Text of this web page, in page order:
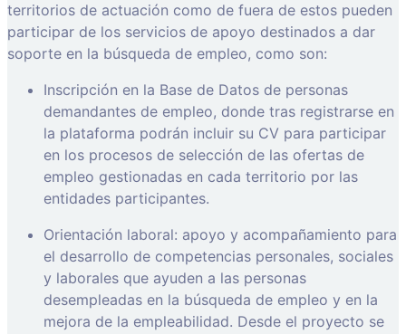
territorios de actuación como de fuera de estos pueden
participar de los servicios de apoyo destinados a dar
soporte en la búsqueda de empleo, como son:
Inscripción en la Base de Datos de personas
demandantes de empleo, donde tras registrarse en
la plataforma podrán incluir su CV para participar
en los procesos de selección de las ofertas de
empleo gestionadas en cada territorio por las
entidades participantes.
Orientación laboral: apoyo y acompañamiento para
el desarrollo de competencias personales, sociales
y laborales que ayuden a las personas
desempleadas en la búsqueda de empleo y en la
mejora de la empleabilidad. Desde el proyecto se